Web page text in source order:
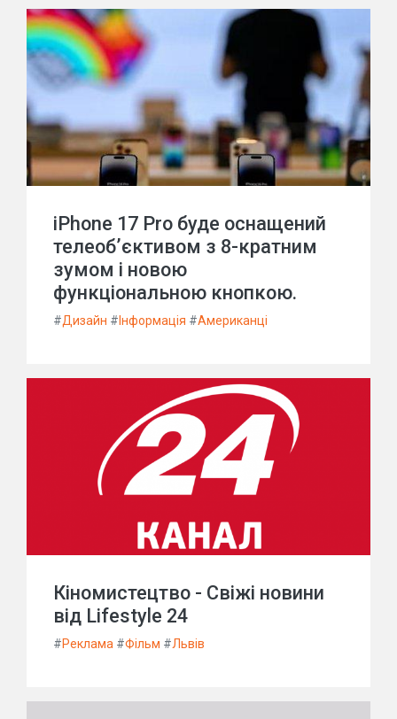
iPhone 17 Pro буде оснащений
телеоб’єктивом з 8-кратним
зумом і новою
функціональною кнопкою.
#Дизайн # Інформація #Американці
Кіномистецтво - Свіжі новини
від Lifestyle 24
#Реклама #Фільм #Львів